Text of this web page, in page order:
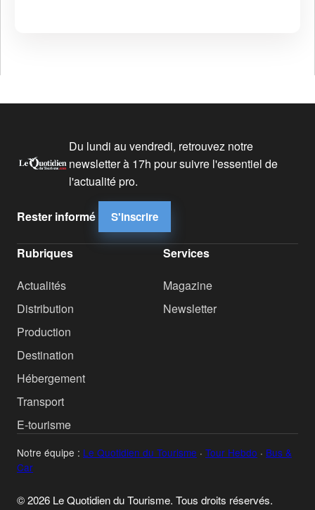
Du lundi au vendredi, retrouvez notre
newsletter à 17h pour suivre l'essentiel de
l'actualité pro.
Rester informé S'inscrire
Rubriques
Actualités
Distribution
Production
Destination
Hébergement
Transport
E-tourisme
Services
Magazine
Newsletter
Notre équipe : Le Quotidien du Tourisme · Tour Hebdo · Bus &
Car
© 2026 Le Quotidien du Tourisme. Tous droits réservés.